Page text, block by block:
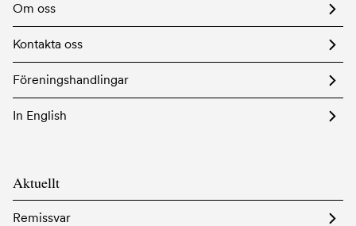
Om oss
Kontakta oss
Föreningshandlingar
In English
Aktuellt
Remissvar